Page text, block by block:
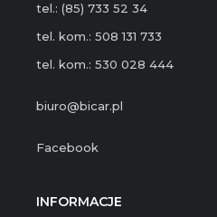
tel.: (85) 733 52 34
tel. kom.: 508 131 733
tel. kom.: 530 028 444
biuro@bicar.pl
Facebook
INFORMACJE